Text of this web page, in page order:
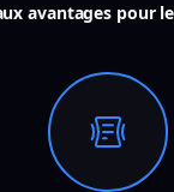
avantages pour